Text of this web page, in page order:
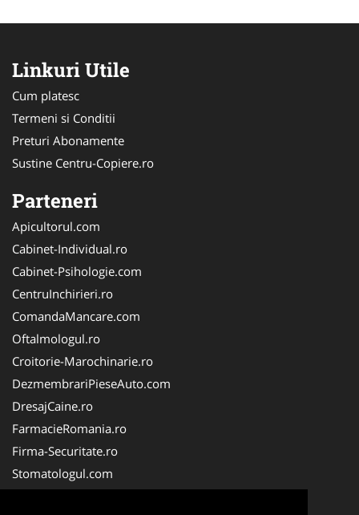
Linkuri Utile
Cum platesc
Termeni si Conditii
Preturi Abonamente
Sustine Centru-Copiere.ro
Parteneri
Apicultorul.com
Cabinet-Individual.ro
Cabinet-Psihologie.com
CentruInchirieri.ro
ComandaMancare.com
Oftalmologul.ro
Croitorie-Marochinarie.ro
DezmembrariPieseAuto.com
DresajCaine.ro
FarmacieRomania.ro
Firma-Securitate.ro
Stomatologul.com